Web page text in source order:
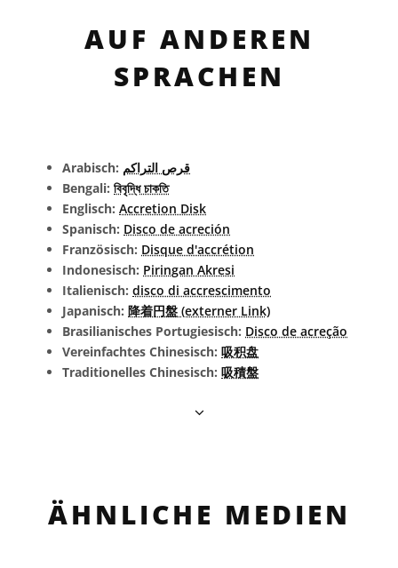
AUF ANDEREN
SPRACHEN
Arabisch: قرص التراكم
Bengali: বিবৃদ্ধি চাকতি
Englisch: Accretion Disk
Spanisch: Disco de acreción
Französisch: Disque d'accrétion
Indonesisch: Piringan Akresi
Italienisch: disco di accrescimento
Japanisch: 降着円盤 (externer Link)
Brasilianisches Portugiesisch: Disco de acreção
Vereinfachtes Chinesisch: 吸积盘
Traditionelles Chinesisch: 吸積盤
ÄHNLICHE MEDIEN